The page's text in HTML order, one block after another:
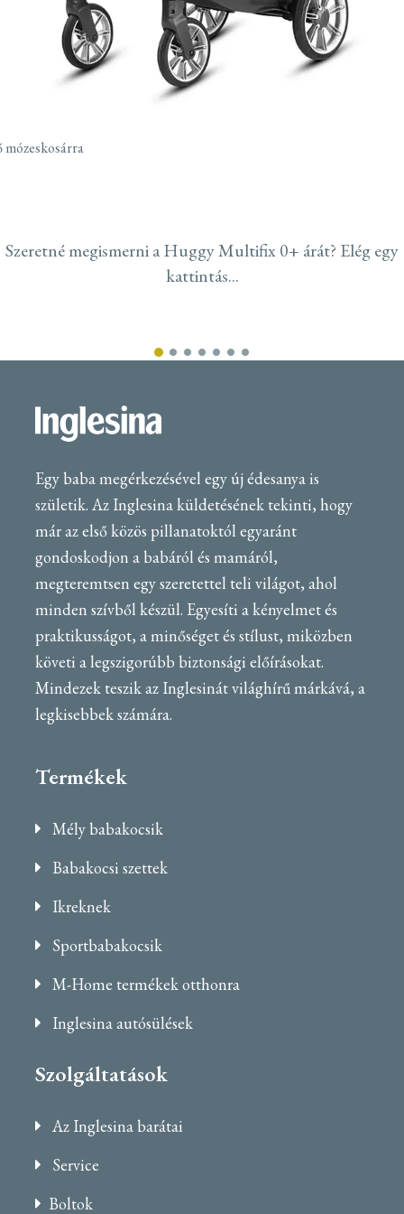
mózeskosárra
Szeretné megismerni a Huggy Multifix 0+ árát? Elég egy
kattintás...
Egy baba megérkezésével egy új édesanya is
születik. Az Inglesina küldetésének tekinti, hogy
már az első közös pillanatoktól egyaránt
gondoskodjon a babáról és mamáról,
megteremtsen egy szeretettel teli világot, ahol
minden szívből készül. Egyesíti a kényelmet és
praktikusságot, a minőséget és stílust, miközben
követi a legszigorúbb biztonsági előírásokat.
Mindezek teszik az Inglesinát világhírű márkává, a
legkisebbek számára.
Termékek
Mély babakocsik
Babakocsi szettek
Ikreknek
Sportbabakocsik
M-Home termékek otthonra
Inglesina autósülések
Szolgáltatások
Az Inglesina barátai
Service
Boltok